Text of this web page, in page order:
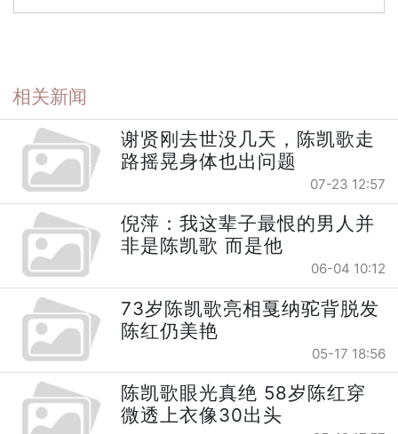
相关新闻
谢贤刚去世没几天，陈凯歌走
路摇晃身体也出问题
07-23 12:57
倪萍：我这辈子最恨的男人并
非是陈凯歌 而是他
06-04 10:12
73岁陈凯歌亮相戛纳驼背脱发
陈红仍美艳
05-17 18:56
陈凯歌眼光真绝 58岁陈红穿
微透上衣像30出头